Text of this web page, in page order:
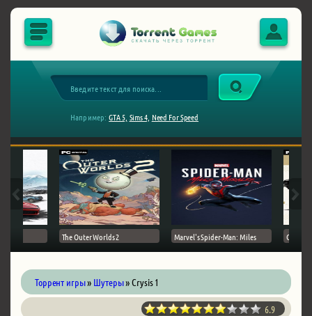
Например: GTA 5, Sims 4, Need For Speed
The Outer Worlds 2 Marvel's Spider-Man: Miles Ghost
Торрент игры» Шутеры» Crysis 1
6.9